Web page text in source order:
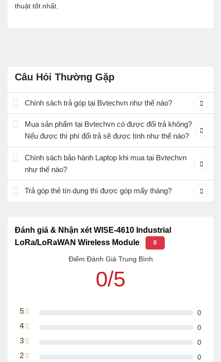
thuật tốt nhất.
Câu Hỏi Thường Gặp
Chính sách trả góp tại Bvtechvn như thế nào?
Mua sản phẩm tại Bvtechvn có được đổi trả không?
Nếu được thì phí đổi trả sẽ được tính như thế nào?
Chính sách bảo hành Laptop khi mua tại Bvtechvn
như thế nào?
Trả góp thẻ tín dụng thì được góp mấy tháng?
Đánh giá & Nhận xét WISE-4610 Industrial
LoRa/LoRaWAN Wireless Module
0
Điểm Đánh Giá Trung Bình
0/5
5 0
4 0
3 0
2 0